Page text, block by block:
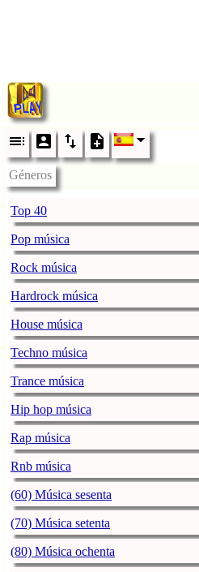
Géneros
Top 40
Pop música
Rock música
Hardrock música
House música
Techno música
Trance música
Hip hop música
Rap música
Rnb música
(60) Música sesenta
(70) Música setenta
(80) Música ochenta